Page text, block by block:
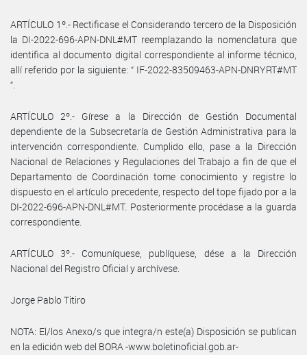
ARTÍCULO 1º.- Rectificase el Considerando tercero de la Disposición
la DI-2022-696-APN-DNL#MT reemplazando la nomenclatura que
identifica al documento digital correspondiente al informe técnico,
allí referido por la siguiente: “ IF-2022-83509463-APN-DNRYRT#MT
“.
ARTÍCULO 2º.- Gírese a la Dirección de Gestión Documental
dependiente de la Subsecretaría de Gestión Administrativa para la
intervención correspondiente. Cumplido ello, pase a la Dirección
Nacional de Relaciones y Regulaciones del Trabajo a fin de que el
Departamento de Coordinación tome conocimiento y registre lo
dispuesto en el artículo precedente, respecto del tope fijado por a la
DI-2022-696-APN-DNL#MT. Posteriormente procédase a la guarda
correspondiente.
ARTÍCULO 3º.- Comuníquese, publíquese, dése a la Dirección
Nacional del Registro Oficial y archívese.
Jorge Pablo Titiro
NOTA: El/los Anexo/s que integra/n este(a) Disposición se publican
en la edición web del BORA -www.boletinoficial.gob.ar-